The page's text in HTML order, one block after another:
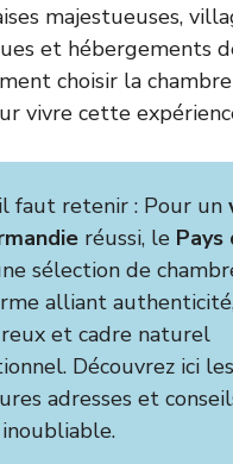
majestueuses,
et hébergements
choisir la chambre
vivre cette
faut retenir : Pour un
réussi, le Pays
sélection de
alliant
et cadre naturel
Découvrez ici les
adresses et